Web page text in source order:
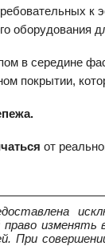
к
оборудования
в середине
покрытии,
от
изменять
При